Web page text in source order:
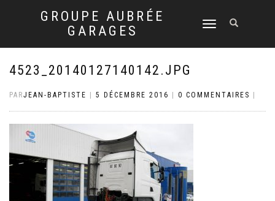
GROUPE AUBRÉE
GARAGES
DÉPLIER
NAVIGATION
4523_20140127140142.JPG
PARJEAN-BAPTISTE 5 DÉCEMBRE 2016 0 COMMENTAIRES